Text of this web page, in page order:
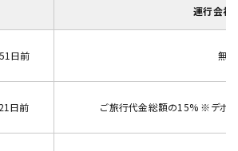
運行会社
日前 無料
日前 ご旅行代金総額の15% ※デポ